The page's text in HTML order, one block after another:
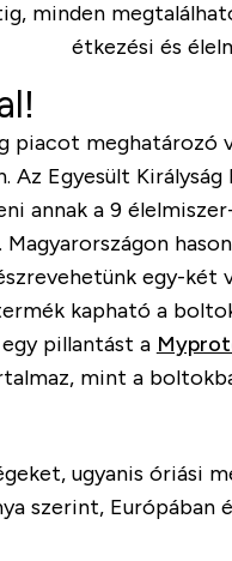
minden
piacot
Egyesült Királyság
annak a 9
egy-
kapható a
egy pillantást a
mint a
ugyanis óriási
szerint,